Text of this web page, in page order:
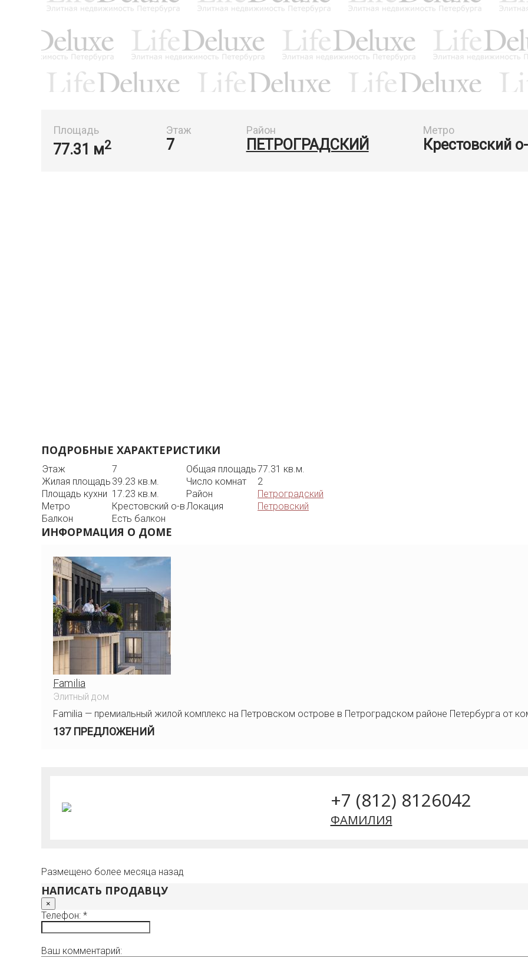
Площадь
77.31 м2
Этаж
7
Район
ПЕТРОГРАДСКИЙ
Метро
Крестовский
ПОДРОБНЫЕ ХАРАКТЕРИСТИКИ
Этаж 7 Общая площадь77.31 кв.м.
Жилая площадь 39.23 кв.м. Число комнат
2
Площадь кухни 17.23 кв.м. Район
Петроградский
Метро
Крестовский о-вЛокация
Петровский
Балкон
Есть балкон
ИНФОРМАЦИЯ О ДОМЕ
Familia
Элитный дом
Familia — премиальный жилой комплекс на Петровском острове в Петроградском районе Петербурга от
137 ПРЕДЛОЖЕНИЙ
+7 (812) 8126042
ФАМИЛИЯ
Размещено более месяца назад
НАПИСАТЬ ПРОДАВЦУ
×
Телефон: *
Ваш комментарий: